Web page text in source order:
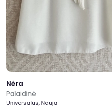
Nėra
Palaidinė
Universalus, Nauja